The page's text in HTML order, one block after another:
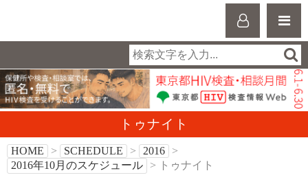
トゥナイト
HOME > SCHEDULE > 2016
>
2016年10月のスケジュール
> トゥナイト